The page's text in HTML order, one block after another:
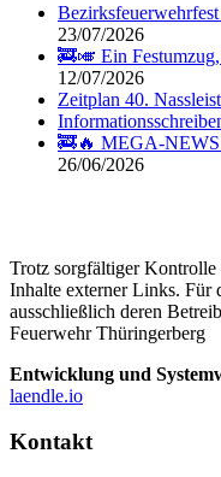
23/07/2026
🚒🎺 Ein
12/07/2026
Zeitplan 40.
🚒🔥 MEGA-NEWS
26/06/2026
Trotz sorgfältiger
Inhalte externer Links. Für
ausschließlich deren
Feuerwehr Thüringerberg
Entwicklung und
laendle.io
Kontakt